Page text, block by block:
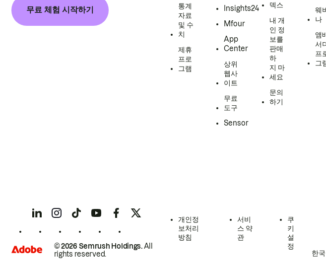
무료 체험 시작하기
통계
자료
및 수
치
제휴
프로
그램
Insights24
Mfour
App
Center
상위
웹사
이트
무료
도구
Sensor
덱스
내 개
인 정
보를
판매
하
지 마
세요
문의
하기
웨
나
앰
서
프
그
© 2026 Semrush Holdings.All
rights reserved.
개인정
보처리
방침
서비
스 약
관
쿠
키
설
정
한